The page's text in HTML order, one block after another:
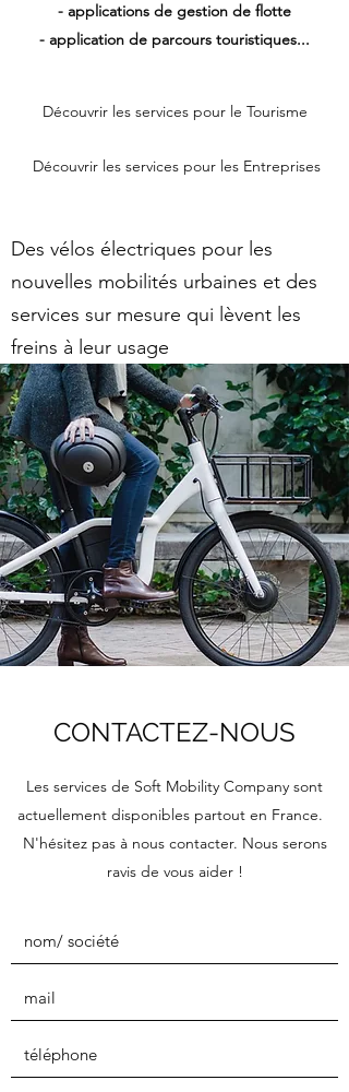
- applications de gestion de flotte
- application de parcours touristiques...
Découvrir les services pour le Tourisme
Découvrir les services pour les Entreprises
Des vélos électriques pour les
nouvelles mobilités urbaines et des
services sur mesure qui lèvent les
freins à leur usage
CONTACTEZ-NOUS
Les services de Soft Mobility Company sont
actuellement disponibles partout en France.
N'hésitez pas à nous contacter. Nous serons
ravis de vous aider !